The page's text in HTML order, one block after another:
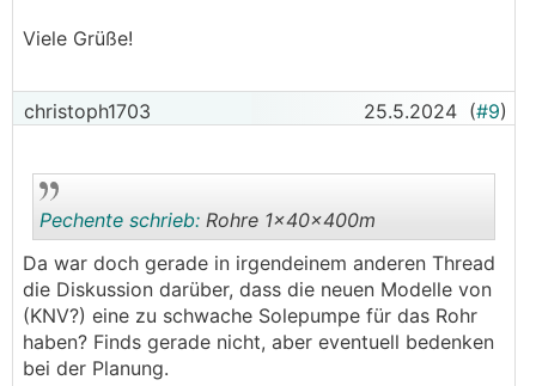
Viele Grüße!
christoph1703 25.5.2024 (#9)
..
Pechente schrieb: Rohre 1x40x400m
Da war doch gerade in irgendeinem anderen Thread
die Diskussion darüber, dass die neuen Modelle von
(KNV?) eine zu schwache Solepumpe für das Rohr
haben? Finds gerade nicht, aber eventuell bedenken
bei der Planung.